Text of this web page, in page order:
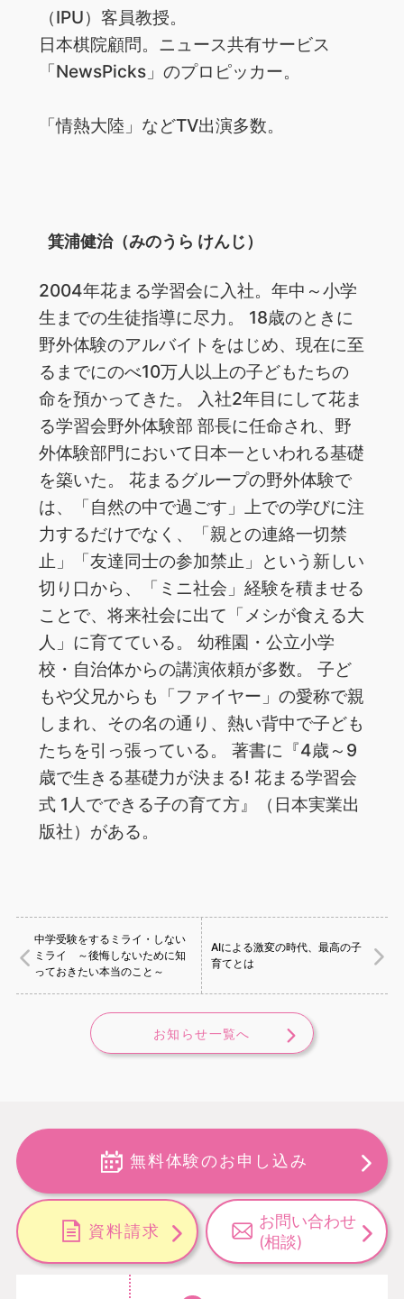
（IPU）客員教授。
日本棋院顧問。ニュース共有サービス
「NewsPicks」のプロピッカー。
「情熱大陸」などTV出演多数。
箕浦健治（みのうら けんじ）
2004年花まる学習会に入社。年中～小学
生までの生徒指導に尽力。 18歳のときに
野外体験のアルバイトをはじめ、現在に至
るまでにのべ10万人以上の子どもたちの
命を預かってきた。 入社2年目にして花ま
る学習会野外体験部 部長に任命され、野
外体験部門において日本一といわれる基礎
を築いた。 花まるグループの野外体験で
は、「自然の中で過ごす」上での学びに注
力するだけでなく、「親との連絡一切禁
止」「友達同士の参加禁止」という新しい
切り口から、「ミニ社会」経験を積ませる
ことで、将来社会に出て「メシが食える大
人」に育てている。 幼稚園・公立小学
校・自治体からの講演依頼が多数。 子ど
もや父兄からも「ファイヤー」の愛称で親
しまれ、その名の通り、熱い背中で子ども
たちを引っ張っている。 著書に『4歳～9
歳で生きる基礎力が決まる! 花まる学習会
式 1人でできる子の育て方』（日本実業出
版社）がある。
中学受験をするミライ・しない
ミライ ～後悔しないために知
っておきたい本当のこと～
AIによる激変の時代、最高の子
育てとは
お知らせ一覧へ
無料体験のお申し込み
資料請求
お問い合わせ
(相談)